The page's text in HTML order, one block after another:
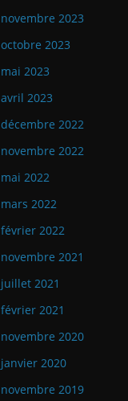
novembre 2023
octobre 2023
mai 2023
avril 2023
décembre 2022
novembre 2022
mai 2022
mars 2022
février 2022
novembre 2021
juillet 2021
février 2021
novembre 2020
janvier 2020
novembre 2019